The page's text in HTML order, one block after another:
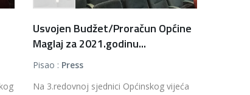
Usvojen Budžet/Proračun Općine
Maglaj za 2021.godinu...
Pisao : Press
Na 3.redovnoj sjednici Općinskog vijeća